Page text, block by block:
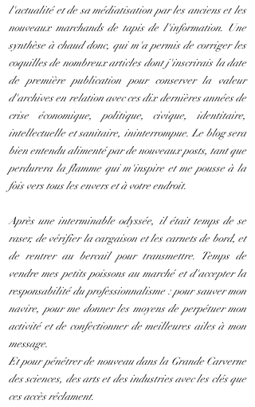
l'actualité et de sa médiatisation par les anciens et les
nouveaux marchands de tapis de l'information. Une
synthèse à chaud donc, qui m'a permis de corriger les
coquilles de nombreux articles dont j'inscrirais la date
de première publication pour conserver la valeur
d'archives en relation avec ces dix dernières années de
crise économique, politique, civique, identitaire,
intellectuelle et sanitaire, ininterrompue. Le blog sera
bien entendu alimenté par de nouveaux posts, tant que
perdurera la flamme qui m'inspire et me pousse à la
fois vers tous les envers et à votre endroit.
Après une interminable odyssée, il était temps de se
raser, de vérifier la cargaison et les carnets de bord, et
de rentrer au bercail pour transmettre. Temps de
vendre mes petits poissons au marché et d'accepter la
responsabilité du professionnalisme : pour sauver mon
navire, pour me donner les moyens de perpétuer mon
activité et de confectionner de meilleures ailes à mon
message.
Et pour pénétrer de nouveau dans la Grande Carverne
des sciences, des arts et des industries avec les clés que
ces accès réclament.